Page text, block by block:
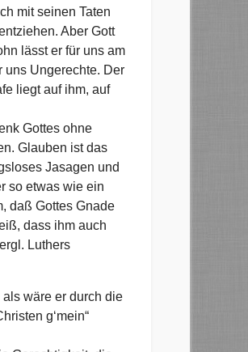
mit seinen Taten
Aber Gott
lässt er für uns am
uns Ungerechte. Der
liegt auf ihm, auf
Gottes ohne
Glauben ist das
Jasagen und
so etwas wie ein
daß Gottes Gnade
dass ihm auch
Luthers
wäre er durch die
g‘mein“